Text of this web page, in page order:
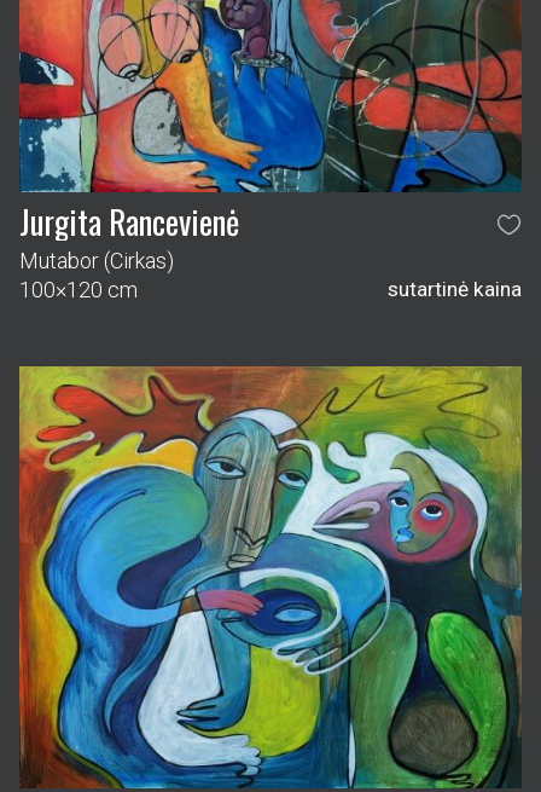
Jurgita Rancevienė
Mutabor (Cirkas)
100×120 cm
sutartinė kaina